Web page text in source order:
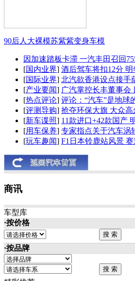
90后人大裸模苏紫紫变身车模
因加速踏板卡滞 一汽丰田召回
[国内业界] 酒后驾车将扣12分
[国际业界] 北汽欲香港设点接手
[产业要闻] 广汽掌控长丰董事会
[热点评论] 评论：“汽车”是地球
[评测导购] 抢夺环保大旗 大众
[新车谍照] 11款进口+42款国产
[用车保养] 专家指点关于汽车涡
[玩车趣闻] F1日本铃鹿站风景
商讯
车型库
·按价格
·按品牌